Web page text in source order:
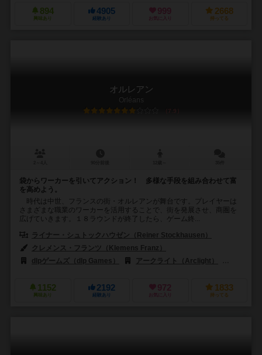
894
興味あり
4905
経験あり
999
お気に入り
2668
持ってる
オルレアン
Orléans
7.9
袋からワーカーを引いてアクション！ 多様な手段を組み合わせて富
を高めよう。
時代は中世、フランスの街・オルレアンが舞台です。プレイヤーは
さまざまな職業のワーカーを活用することで、街を発展させ、商圏を
広げていきます。１８ラウンドが終了したら、ゲーム終...
ライナー・シュトックハウゼン（Reiner Stockhausen）
クレメンス・フランツ（Klemens Franz）
dlpゲームズ（dlp Games）
アークライト（Arclight）
1152
興味あり
2192
経験あり
972
お気に入り
1833
持ってる